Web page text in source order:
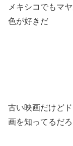
メキシコでもマ
色が好きだ
古い映画だけど
画を知ってるだろ